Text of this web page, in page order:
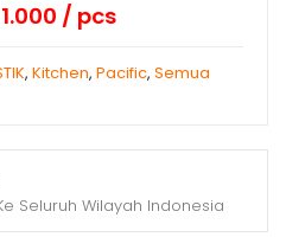
Seluruh Wilayah Indonesia
/ pcs
, Kitchen, Pacific, Semua